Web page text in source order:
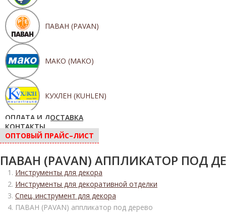
ПАВАН (PAVAN)
МАКО (MAKO)
КУХЛЕН (KUHLEN)
ОПЛАТА И ДОСТАВКА
КОНТАКТЫ
ОПТОВЫЙ ПРАЙС–ЛИСТ
ПАВАН (PAVAN) АППЛИКАТОР ПОД
Инструменты для декора
Инструменты для декоративной отделки
Спец. инструмент для декора
ПАВАН (PAVAN) аппликатор под дерево